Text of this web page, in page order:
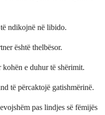
ndikojnë në libido.
është thelbësor.
e duhur të shërimit.
të përcaktojë gatishmërinë.
pas lindjes së fëmijës